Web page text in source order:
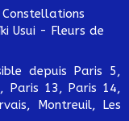
Usui - Fleurs de
depuis Paris 5,
Paris 13, Paris 14,
Montreuil, Les